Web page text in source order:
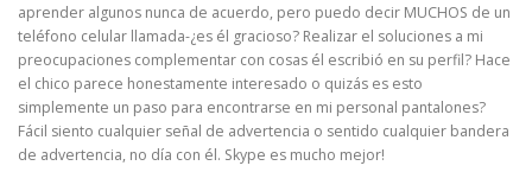
aprender algunos nunca de acuerdo, pero puedo decir MUCHOS de un
teléfono celular llamada-¿es él gracioso? Realizar el soluciones a mi
preocupaciones complementar con cosas él escribió en su perfil? Hace
el chico parece honestamente interesado o quizás es esto
simplemente un paso para encontrarse en mi personal pantalones?
Fácil siento cualquier señal de advertencia o sentido cualquier bandera
de advertencia, no día con él. Skype es mucho mejor!